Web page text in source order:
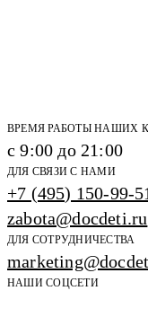
ВРЕМЯ РАБОТЫ НАШИХ
с 9:00 до 21:00
ДЛЯ СВЯЗИ С НАМИ
+7 (495) 150-99-
zabota@docdeti.ru
ДЛЯ СОТРУДНИЧЕСТВА
НАШИ СОЦСЕТИ